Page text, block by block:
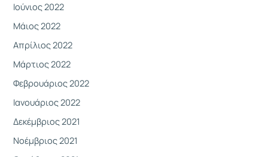
Ιούνιος 2022
Μάιος 2022
Απρίλιος 2022
Μάρτιος 2022
Φεβρουάριος 2022
Ιανουάριος 2022
Δεκέμβριος 2021
Νοέμβριος 2021